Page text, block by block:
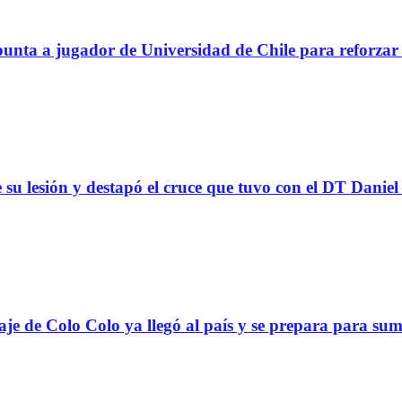
a jugador de Universidad de Chile para reforzar
lesión y destapó el cruce que tuvo con el DT
de Colo Colo ya llegó al país y se prepara para